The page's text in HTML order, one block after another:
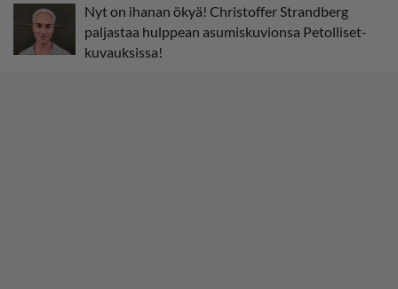
Nyt on ihanan ökyä! Christoffer Strandberg
paljastaa hulppean asumiskuvionsa Petolliset-
kuvauksissa!